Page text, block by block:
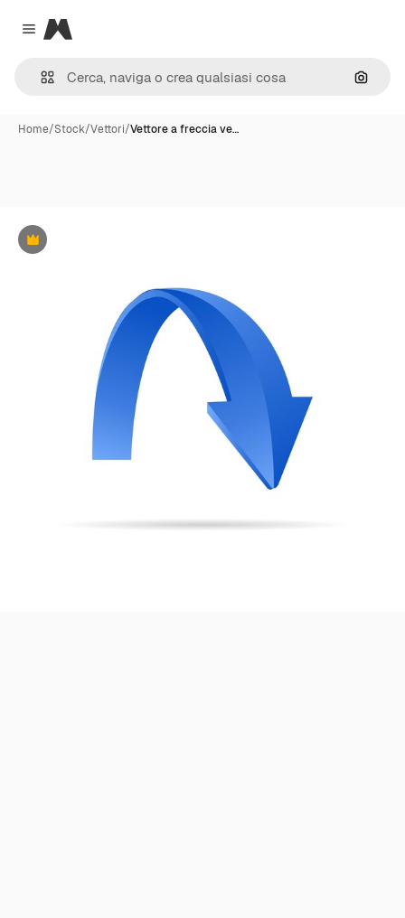
Close menu
Magnific
Cerca
Home/Stock/Vettori/Vettore a freccia ve…
Premium